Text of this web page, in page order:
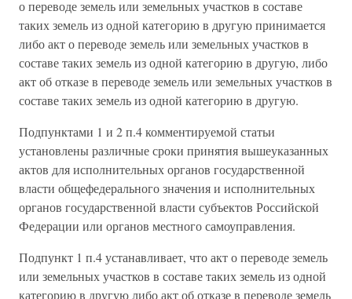
о переводе земель или земельных участков в составе
таких земель из одной категорию в другую принимается
либо акт о переводе земель или земельных участков в
составе таких земель из одной категорию в другую, либо
акт об отказе в переводе земель или земельных участков в
составе таких земель из одной категорию в другую.
Подпунктами 1 и 2 п.4 комментируемой статьи
установлены различные сроки принятия вышеуказанных
актов для исполнительных органов государственной
власти общефедерального значения и исполнительных
органов государственной власти субъектов Российской
Федерации или органов местного самоуправления.
Подпункт 1 п.4 устанавливает, что акт о переводе земель
или земельных участков в составе таких земель из одной
категорию в другую либо акт об отказе в переводе земель